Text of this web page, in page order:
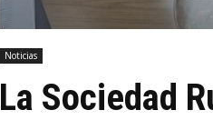
Noticias
La Sociedad